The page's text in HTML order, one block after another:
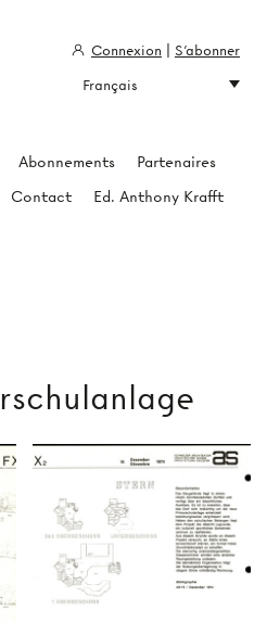
Abonnements
Partenaires
Contact Ed. Anthony Krafft
Connexion
S'abonner
Français